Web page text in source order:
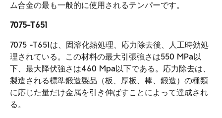
ム合金の最も一般的に使用されるテンパーです。
7075-T651
7075 -T651は、固溶化熱処理、応力除去後、人工時効処
理されている。この材料の最大引張強さは550 MPa以
下、最大降伏強さは460 Mpa以下である。応力除去は、
製造される標準鍛造製品（板、厚板、棒、鍛造）の種類
に応じた量だけ金属を引き伸ばすことによって達成され
る。